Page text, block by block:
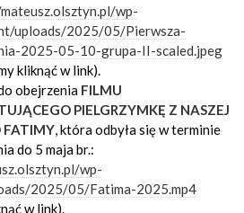
wp-
uploads/2025/05/Pierwsza-
2025-05-10-grupa-II-scaled.jpeg
kliknąć w link).
obejrzenia FILMU
PIELGRZYMKĘ Z NASZEJ
FATIMY, która odbyła się w terminie
do 5 maja br.:
wp-
2025/05/Fatima-2025.mp4
w link).